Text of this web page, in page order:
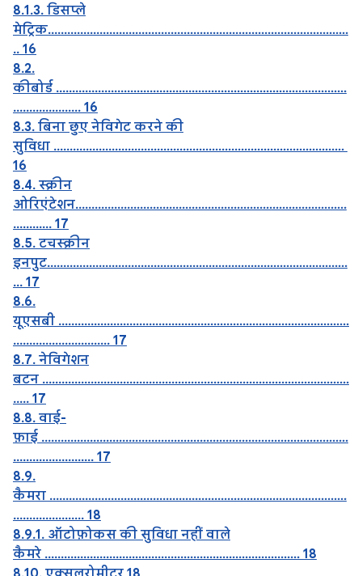
8.1.3. डिसप्ले
मेट्रिक.............................................................................................
.. 16
8.2.
कीबोर्ड ..........................................................................................
..................... 16
8.3. बिना छुए नेविगेट करने की
सुविधा ..........................................................................................
16
8.4. स्क्रीन
ओरिएंटेशन....................................................................................
............ 17
8.5. टचस्क्रीन
इनपुट.............................................................................................
... 17
8.6.
यूएसबी ..........................................................................................
.............................. 17
8.7. नेविगेशन
बटन ...............................................................................................
..... 17
8.8. वाई-
फ़ाई ...............................................................................................
......................... 17
8.9.
कैमरा ............................................................................................
...................... 18
8.9.1. ऑटोफ़ोकस की सुविधा नहीं वाले
कैमरे ............................................................................... 18